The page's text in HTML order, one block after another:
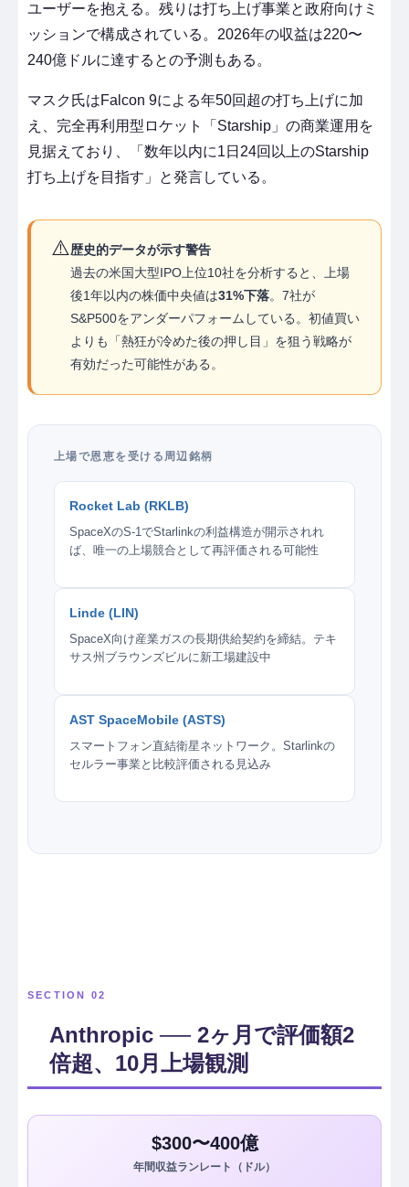
ユーザーを抱える。残りは打ち上げ事業と政府向けミ
ッションで構成されている。2026年の収益は220〜
240億ドルに達するとの予測もある。
マスク氏はFalcon 9による年50回超の打ち上げに加
え、完全再利用型ロケット「Starship」の商業運用を
見据えており、「数年以内に1日24回以上のStarship
打ち上げを目指す」と発言している。
⚠️歴史的データが示す警告
過去の米国大型IPO上位10社を分析すると、上場
後1年以内の株価中央値は31%下落。7社が
S&P500をアンダーパフォームしている。初値買い
よりも「熱狂が冷めた後の押し目」を狙う戦略が
有効だった可能性がある。
上場で恩恵を受ける周辺銘柄
Rocket Lab (RKLB)
SpaceXのS-1でStarlinkの利益構造が開示されれ
ば、唯一の上場競合として再評価される可能性
Linde (LIN)
SpaceX向け産業ガスの長期供給契約を締結。テキ
サス州ブラウンズビルに新工場建設中
AST SpaceMobile (ASTS)
スマートフォン直結衛星ネットワーク。Starlinkの
セルラー事業と比較評価される見込み
SECTION 02
Anthropic ── 2ヶ月で評価額2
倍超、10月上場観測
$300〜400億
年間収益ランレート（ドル）